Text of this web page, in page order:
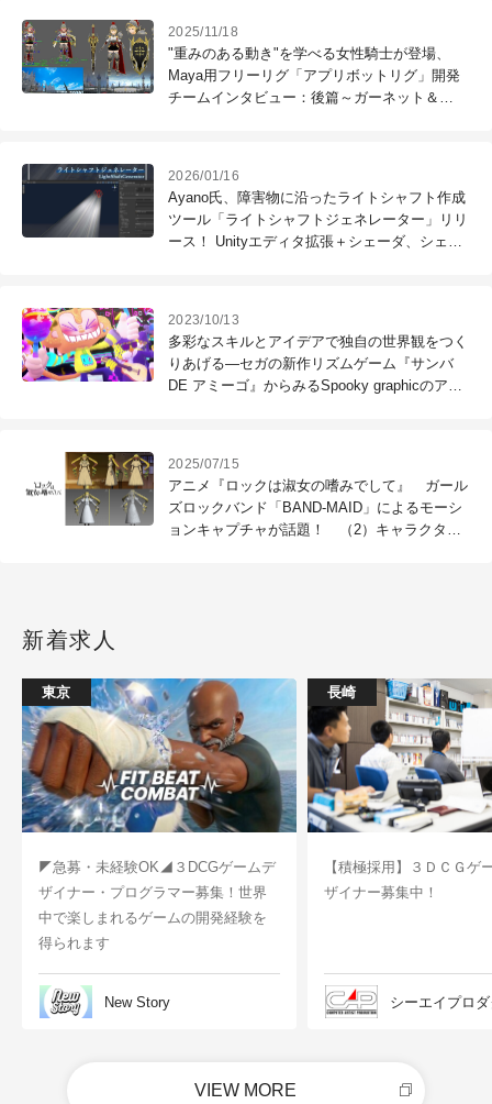
2025/11/18
"重みのある動き"を学べる女性騎士が登場、
Maya用フリーリグ「アプリボットリグ」開発
チームインタビュー：後篇～ガーネット＆
2026/01/16
Ayano氏、障害物に沿ったライトシャフト作成
ツール「ライトシャフトジェネレーター」リリ
ース！ Unityエディタ拡張＋シェーダ、シェー
2023/10/13
多彩なスキルとアイデアで独自の世界観をつく
りあげる―セガの新作リズムゲーム『サンバ
DE アミーゴ』からみるSpooky graphicのアニ
2025/07/15
アニメ『ロックは淑女の嗜みでして』 ガール
ズロックバンド「BAND-MAID」によるモーシ
ョンキャプチャが話題！ （2）キャラクター
新着求人
東京
◤急募・未経験OK◢３DCGゲームデ
ザイナー・プログラマー募集！世界
中で楽しまれるゲームの開発経験を
得られます
New Story
長崎
【積極採用】３ＤＣＧゲ
ザイナー募集中！
シーエイプロ
VIEW MORE